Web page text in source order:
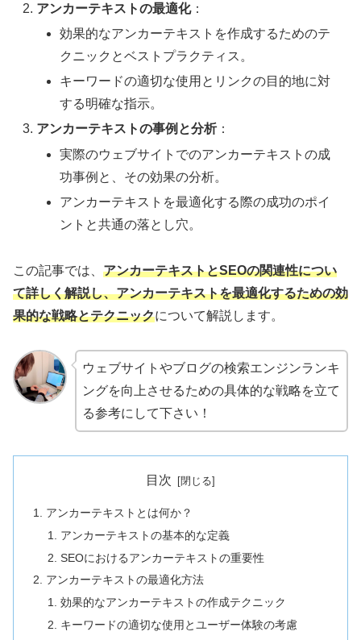
アンカーテキストの最適化：
効果的なアンカーテキストを作成するためのテ
クニックとベストプラクティス。
キーワードの適切な使用とリンクの目的地に対
する明確な指示。
アンカーテキストの事例と分析：
実際のウェブサイトでのアンカーテキストの成
功事例と、その効果の分析。
アンカーテキストを最適化する際の成功のポイ
ントと共通の落とし穴。
この記事では、 アンカーテキストとSEOの関連性につい
て詳しく解説し、アンカーテキストを最適化するための効
果的な戦略とテクニックについて解説します。
ウェブサイトやブログの検索エンジンランキ
ングを向上させるための具体的な戦略を立て
る参考にして下さい！
目次
アンカーテキストとは何か？
アンカーテキストの基本的な定義
SEOにおけるアンカーテキストの重要性
アンカーテキストの最適化方法
効果的なアンカーテキストの作成テクニック
キーワードの適切な使用とユーザー体験の考慮